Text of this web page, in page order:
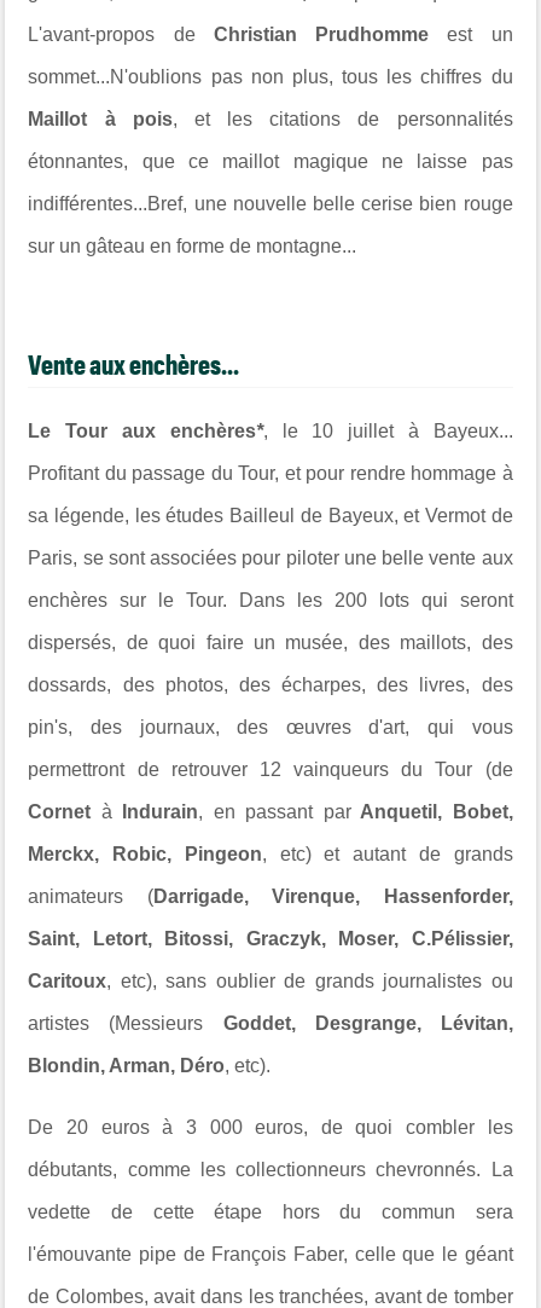
L'avant-propos de Christian Prudhommeest un
sommet...N'oublions pas non plus, tous les chiffres du
Maillot à pois, et les citations de personnalités
étonnantes, que ce maillot magique ne laisse pas
indifférentes...Bref, une nouvelle belle cerise bien rouge
sur un gâteau en forme de montagne...
Vente aux enchères...
Le Tour aux enchères*, le 10 juillet à Bayeux...
Profitant du passage du Tour, et pour rendre hommage à
sa légende, les études Bailleul de Bayeux, et Vermot de
Paris, se sont associées pour piloter une belle vente aux
enchères sur le Tour. Dans les 200 lots qui seront
dispersés, de quoi faire un musée, des maillots, des
dossards, des photos, des écharpes, des livres, des
pin's, des journaux, des œuvres d'art, qui vous
permettront de retrouver 12 vainqueurs du Tour (de
Cornet à Indurain, en passant parAnquetil, Bobet,
Merckx, Robic, Pingeon, etc) et autant de grands
animateurs (Darrigade, Virenque, Hassenforder,
Saint, Letort, Bitossi, Graczyk, Moser, C.Pélissier,
Caritoux, etc), sans oublier de grands journalistes ou
artistes (Messieurs Goddet, Desgrange, Lévitan,
Blondin, Arman, Déro, etc).
De 20 euros à 3 000 euros, de quoi combler les
débutants, comme les collectionneurs chevronnés. La
vedette de cette étape hors du commun sera
l'émouvante pipe de François Faber, celle que le géant
de Colombes, avait dans les tranchées, avant de tomber